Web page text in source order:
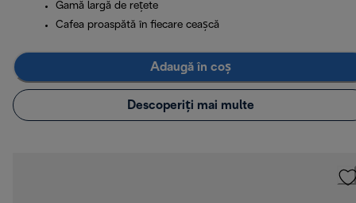
Gamă largă de rețete
Cafea proaspătă în fiecare ceașcă
Adaugă în coș
Descoperiți mai multe